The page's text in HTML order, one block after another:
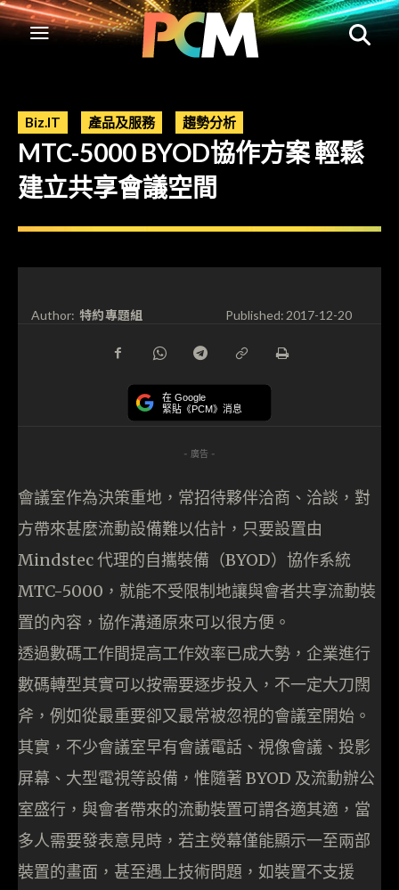
Biz.IT 產品及服務 趨勢分析
MTC-5000 BYOD協作方案 輕鬆
建立共享會議空間
Author: 特約專題組 Published:2017-12-20
在 Google
緊貼《PCM》消息
- 廣告 -
會議室作為決策重地，常招待夥伴洽商、洽談，對
方帶來甚麼流動設備難以估計，只要設置由
Mindstec 代理的自攜裝備（BYOD）協作系統
MTC-5000，就能不受限制地讓與會者共享流動裝
置的內容，協作溝通原來可以很方便。
透過數碼工作間提高工作效率已成大勢，企業進行
數碼轉型其實可以按需要逐步投入，不一定大刀闊
斧，例如從最重要卻又最常被忽視的會議室開始。
其實，不少會議室早有會議電話、視像會議、投影
屏幕、大型電視等設備，惟隨著 BYOD 及流動辦公
室盛行，與會者帶來的流動裝置可謂各適其適，當
多人需要發表意見時，若主熒幕僅能顯示一至兩部
裝置的畫面，甚至遇上技術問題，如裝置不支援